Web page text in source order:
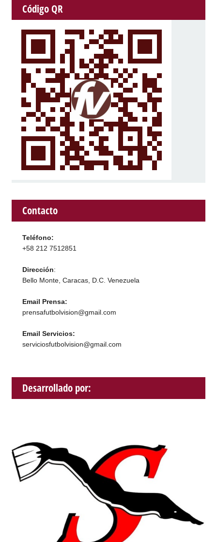
Código QR
Contacto
Teléfono:
+58 212 7512851
Dirección:
Bello Monte, Caracas, D.C. Venezuela
Email Prensa:
prensafutbolvision@gmail.com
Email Servicios:
serviciosfutbolvision@gmail.com
Desarrollado por: